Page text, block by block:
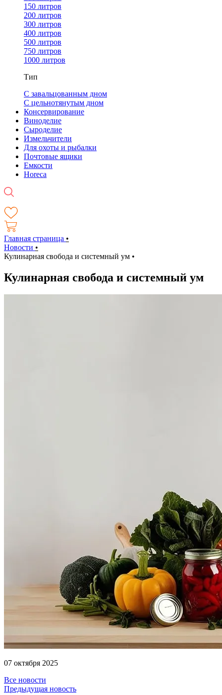
150 литров
200 литров
300 литров
400 литров
500 литров
750 литров
1000 литров
Тип
С завальцованным дном
С цельнотянутым дном
Консервирование
Виноделие
Сыроделие
Измельчители
Для охоты и рыбалки
Почтовые ящики
Емкости
Horeca
Главная страница •
Новости •
Кулинарная свобода и системный ум •
Кулинарная свобода и системный ум
07 октября 2025
Все новости
Предыдущая новость